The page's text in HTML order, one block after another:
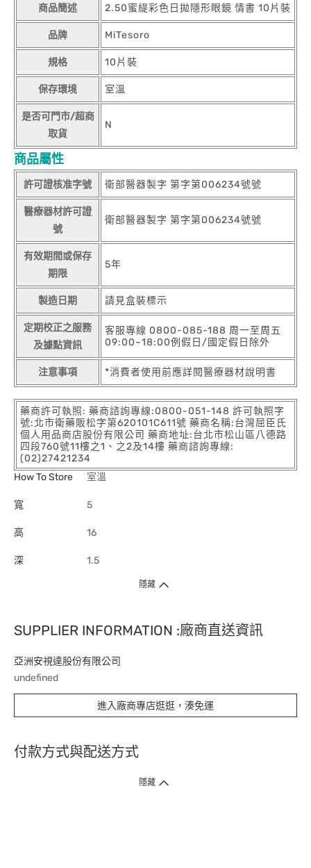
商品簡述 2.50蜜緹彩色日拋隱形眼鏡 情書 10片裝
品牌 MiTesoro
規格 10片裝
保存環境 室溫
是否可門市/超商
取貨
N
商品屬性
許可證核准字號 衛部醫器製字 第字第006234號號
醫療器材許可證
號
衛部醫器製字 第字第006234號號
有效期間或保存
期限
5年
製造日期 請見盒裝標示
定期校正之服務
及據點資訊
客服專線 0800-085-188 周一至周五
09:00~18:00例假日/國定假日除外
注意事項 *消費者使用前應詳閱醫療器材說明書
藥商許可執照: 藥商諮詢專線:0800-051-148 許可執照字
號:北市衛藥販松字第620101C611號 藥商名稱:台灣屈臣氏
個人用品商店股份有限公司 藥商地址:台北市松山區八德路
四段760號11樓之1、之2及14樓 藥商諮詢專線:
(02)27421234
How To Store
室溫
寬 5
高 16
深 1.5
隱藏
SUPPLIER INFORMATION :廠商直送資訊
亞洲安視達股份有限公司
undefined
進入廠商專店逛逛，湊免運
付款方式與配送方式
隱藏